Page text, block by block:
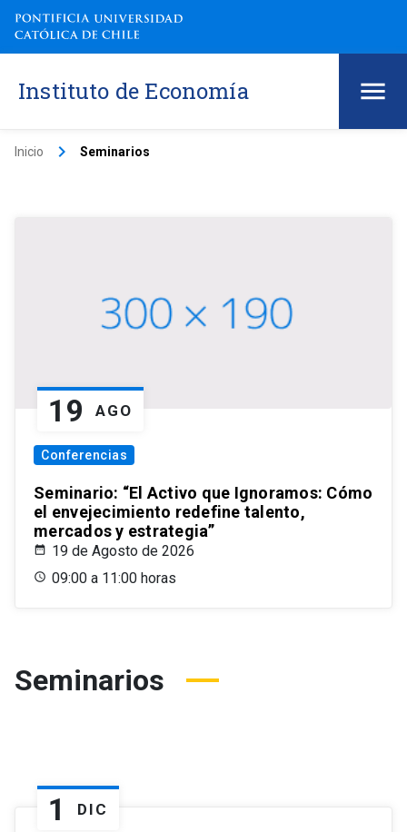
Instituto de Economía
Inicio keyboard_arrow_right Seminarios
19 AGO
Conferencias
Seminario: “El Activo que Ignoramos: Cómo
el envejecimiento redefine talento,
mercados y estrategia”
19 de Agosto de 2026
09:00 a 11:00 horas
Seminarios
1 DIC